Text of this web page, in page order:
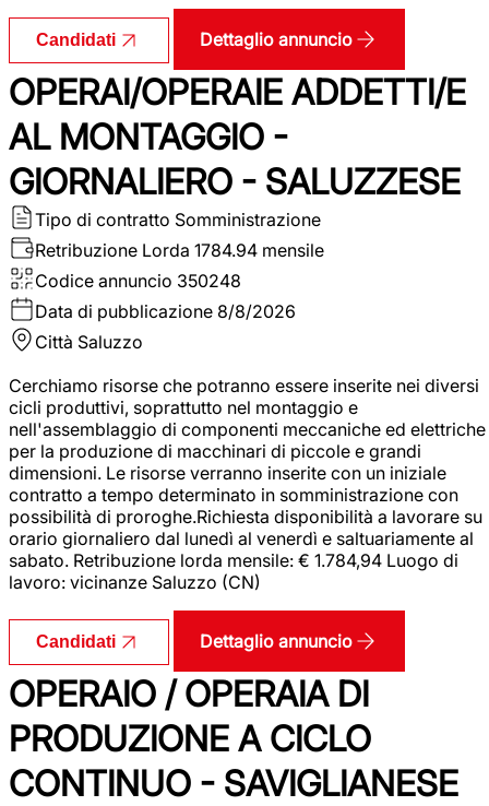
Candidati Dettaglio annuncio
OPERAI/OPERAIE ADDETTI/E
AL MONTAGGIO -
GIORNALIERO - SALUZZESE
Tipo di contratto Somministrazione
Retribuzione Lorda 1784.94 mensile
Codice annuncio 350248
Data di pubblicazione 8/8/2026
Città Saluzzo
Cerchiamo risorse che potranno essere inserite nei diversi
cicli produttivi, soprattutto nel montaggio e
nell'assemblaggio di componenti meccaniche ed elettriche
per la produzione di macchinari di piccole e grandi
dimensioni. Le risorse verranno inserite con un iniziale
contratto a tempo determinato in somministrazione con
possibilità di proroghe.Richiesta disponibilità a lavorare su
orario giornaliero dal lunedì al venerdì e saltuariamente al
sabato. Retribuzione lorda mensile: € 1.784,94 Luogo di
lavoro: vicinanze Saluzzo (CN)
Candidati Dettaglio annuncio
OPERAIO / OPERAIA DI
PRODUZIONE A CICLO
CONTINUO - SAVIGLIANESE